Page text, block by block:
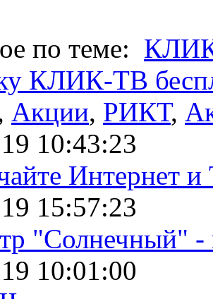
по теме:
КЛИК-ТВ
Акции, РИКТ,
10:43:23
Интернет и
15:57:23
10:01:00